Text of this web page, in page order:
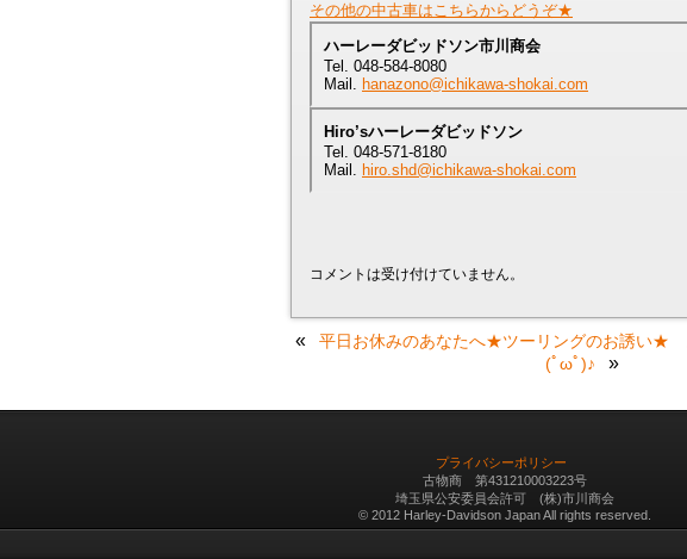
その他の中古車はこちらからどうぞ★
ハーレーダビッドソン市川商会
Tel. 048-584-8080
Mail. hanazono@ichikawa-shokai.com
Hiro’sハーレーダビッドソン
Tel. 048-571-8180
Mail. hiro.shd@ichikawa-shokai.com
コメントは受け付けていません。
« 平日お休みのあなたへ★ツーリングのお誘い★
(ﾟωﾟ)♪
»
プライバシーポリシー
古物商 第431210003223号
埼玉県公安委員会許可 (株)市川商会
© 2012 Harley-Davidson Japan All rights reserved.